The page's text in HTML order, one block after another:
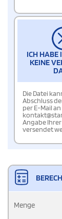
ICH HABE
KEINE
Die Datei
Abschluss
per E-Mail an
Angabe
versendet
Menge